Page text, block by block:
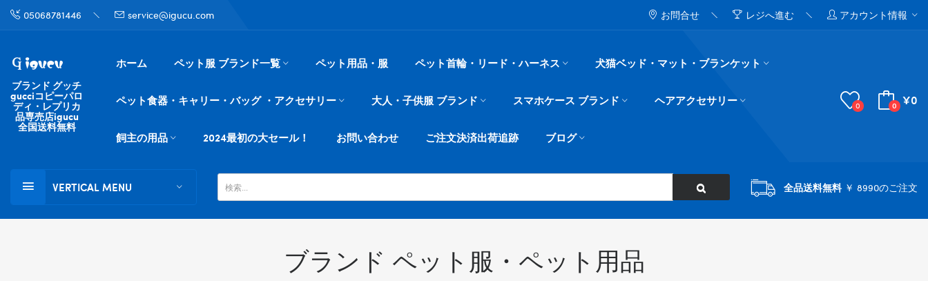
05068781446 service@igucu.com お問合せ レジへ進む アカウント情報
ブランド グッチ
gucciコピーパロ
ディ・レプリカ
品専売店igucu
全国送料無料
ホーム ペット服 ブランド一覧 ペット用品・服 ペット首輪・リード・ハーネス 犬猫ベッド・マット・ブランケット
ペット食器・キャリー・バッグ ・アクセサリー 大人・子供服 ブランド スマホケース ブランド ヘアアクセサリー
飼主の用品 2024最初の大セール！ お問い合わせ ご注文決済出荷追跡 ブログ
0 0 ¥0
VERTICAL MENU 全品送料無料￥ 8990のご注文
ブランド ペット服・ペット用品